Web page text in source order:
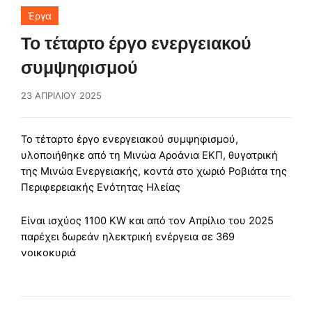
Έργα
Το τέταρτο έργο ενεργειακού
συμψηφισμού
23 ΑΠΡΙΛΊΟΥ 2025
Το τέταρτο έργο ενεργειακού συμψηφισμού,
υλοποιήθηκε από τη Μινώα Αροάνια ΕΚΠ, θυγατρική
της Μινώα Ενεργειακής, κοντά στο χωριό Ροβιάτα της
Περιφερειακής Ενότητας Ηλείας
Είναι ισχύος 1100 KW και από τον Απρίλιο του 2025
παρέχει δωρεάν ηλεκτρική ενέργεια σε 369
νοικοκυριά